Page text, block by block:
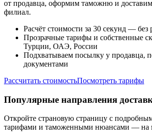
от продавца, оформим таможню и
филиал.
Расчёт стоимости за 30 секунд — без
Прозрачные тарифы и собственные
Турции, ОАЭ, России
Подхватываем посылку у продавца,
документами
Рассчитать стоимостьПосмотреть тарифы
Популярные направления
Откройте страновую страницу с
тарифами и таможенными нюансами — на